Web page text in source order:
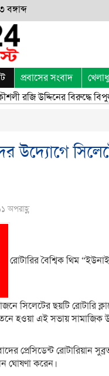
প্রবাসের সংবাদ
রজি উদ্দিনের বিরুদ্ধে
উদ্যোগে
অপরাহ্ণ
রোটারির বৈশ্বিক থিম
সিলেটের ছয়টি রোটারি
হওয়া এই সভায় সামাজিক
প্রেসিডেন্ট রোটারিয়ান
ঘোষণা করেন।